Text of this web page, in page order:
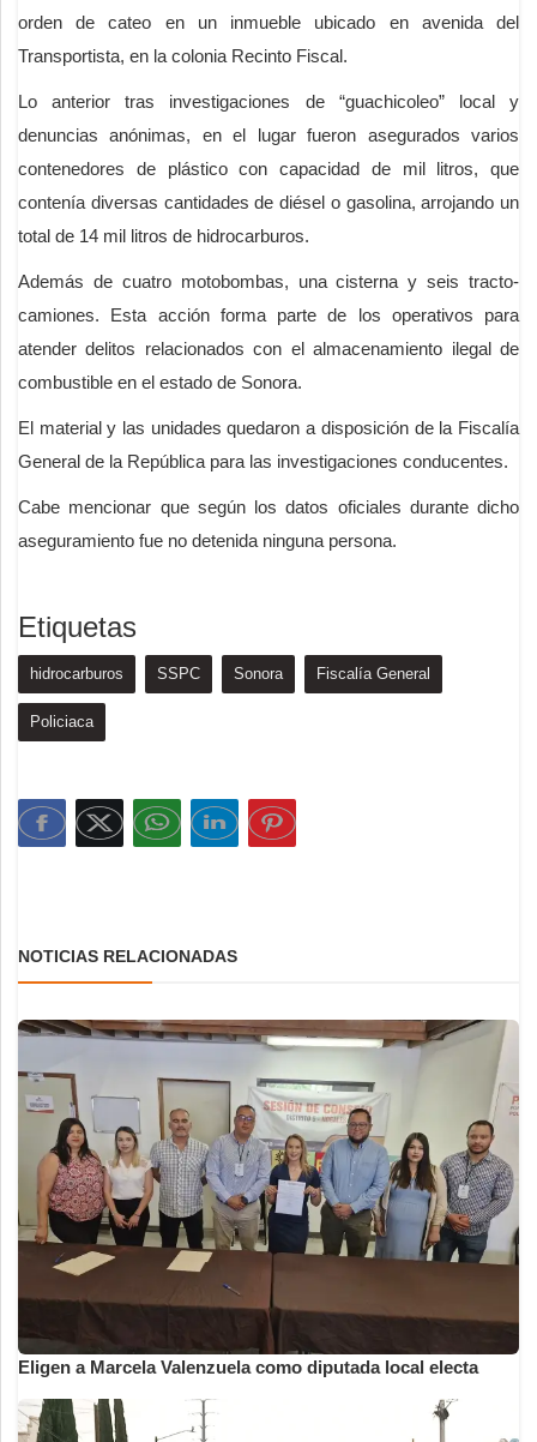
orden de cateo en un inmueble ubicado en avenida del
Transportista, en la colonia Recinto Fiscal.
Lo anterior tras investigaciones de “guachicoleo” local y
denuncias anónimas, en el lugar fueron asegurados varios
contenedores de plástico con capacidad de mil litros, que
contenía diversas cantidades de diésel o gasolina, arrojando un
total de 14 mil litros de hidrocarburos.
Además de cuatro motobombas, una cisterna y seis tracto-
camiones. Esta acción forma parte de los operativos para
atender delitos relacionados con el almacenamiento ilegal de
combustible en el estado de Sonora.
El material y las unidades quedaron a disposición de la Fiscalía
General de la República para las investigaciones conducentes.
Cabe mencionar que según los datos oficiales durante dicho
aseguramiento fue no detenida ninguna persona.
Etiquetas
hidrocarburos SSPC Sonora Fiscalía General
Policiaca
NOTICIAS RELACIONADAS
Eligen a Marcela Valenzuela como diputada local electa